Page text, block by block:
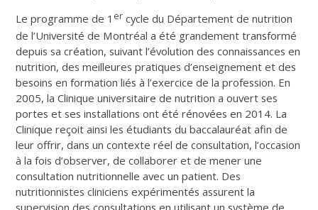
Le programme de 1 er cycle du Département de nutrition
de l’Université de Montréal a été grandement transformé
depuis sa création, suivant l’évolution des connaissances en
nutrition, des meilleures pratiques d’enseignement et des
besoins en formation liés à l’exercice de la profession. En
2005, la Clinique universitaire de nutrition a ouvert ses
portes et ses installations ont été rénovées en 2014. La
Clinique reçoit ainsi les étudiants du baccalauréat afin de
leur offrir, dans un contexte réel de consultation, l’occasion
à la fois d’observer, de collaborer et de mener une
consultation nutritionnelle avec un patient. Des
nutritionnistes cliniciens expérimentés assurent la
supervision des consultations en utilisant un système de